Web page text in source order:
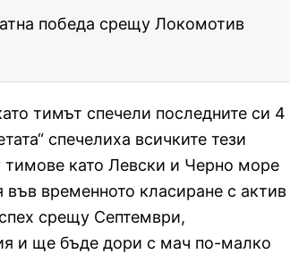
победа срещу Локомотив
тимът спечели последните си 4
спечелиха всичките тези
като Левски и Черно море
временното класиране с актив
срещу Септември,
и ще бъде дори с мач по-малко